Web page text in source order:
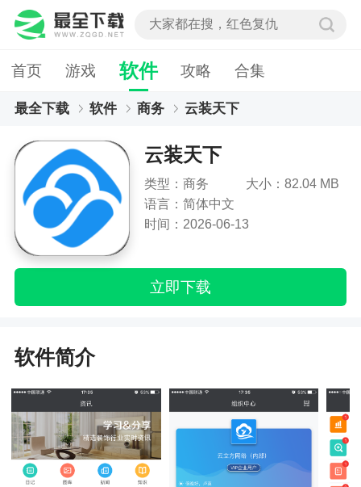
首页 游戏 软件 攻略 合集
最全下载 软件 商务 云装天下
云装天下
类型：商务
大小：82.04 MB
语言：简体中文
时间：2026-06-13
立即下载
软件简介